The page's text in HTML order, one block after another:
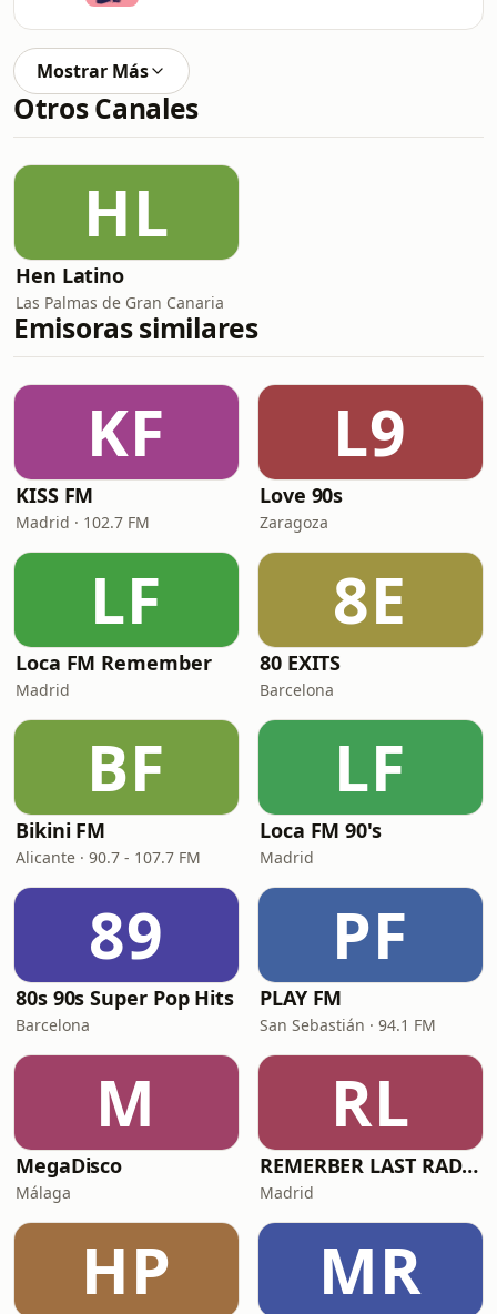
Mostrar Más
Otros Canales
HL
Hen Latino
Las Palmas de Gran Canaria
Emisoras similares
KF
KISS FM
Madrid · 102.7 FM
L9
Love 90s
Zaragoza
LF
Loca FM Remember
Madrid
8E
80 EXITS
Barcelona
BF
Bikini FM
Alicante · 90.7 - 107.7 FM
LF
Loca FM 90's
Madrid
89
80s 90s Super Pop Hits
Barcelona
PF
PLAY FM
San Sebastián · 94.1 FM
M
MegaDisco
Málaga
RL
REMERBER LAST RADIO
Madrid
HP MR